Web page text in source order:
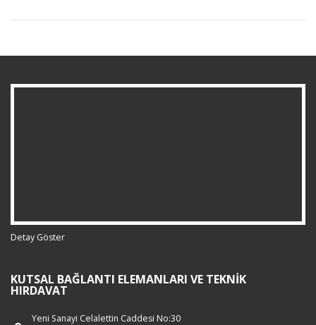
Detay Göster
KUTSAL BAĞLANTI ELEMANLARI VE TEKNIK
HIRDAVAT
Yeni Sanayi Celalettin Caddesi No:30